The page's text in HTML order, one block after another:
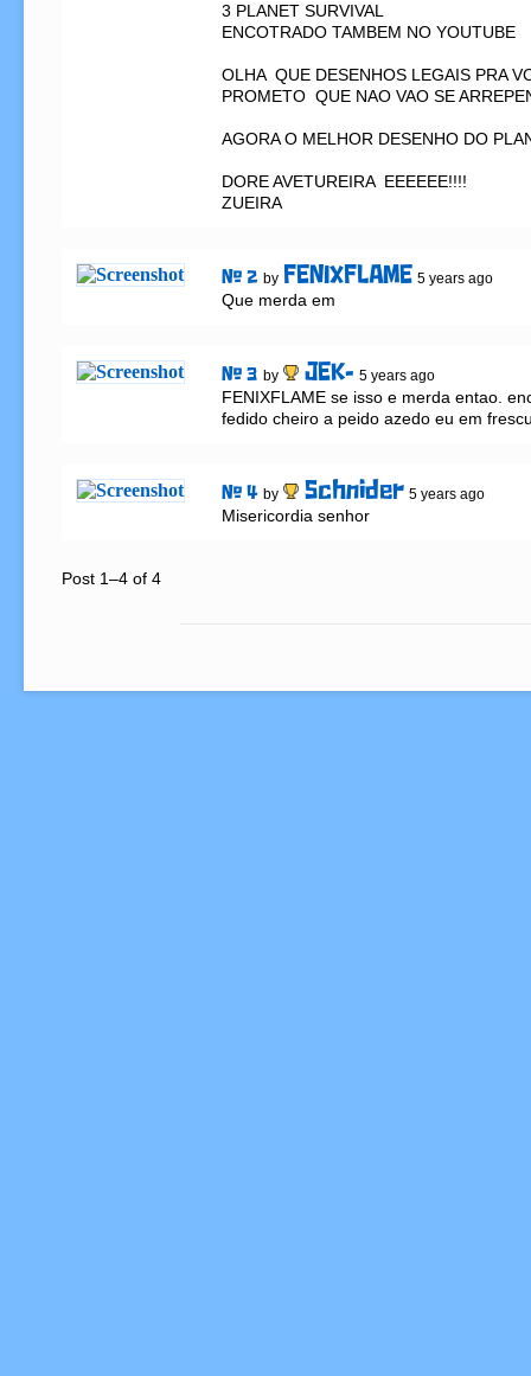
3 PLANET SURVIVAL
ENCOTRADO TAMBEM NO YOUTUBE
OLHA  QUE DESENHOS LEGAIS PRA
PROMETO  QUE NAO VAO SE
AGORA O MELHOR DESENHO DO
DORE AVETUREIRA  EEEEEE!!!!
ZUEIRA
# 2 by FENIXFLAME 5 years ago
Que merda em
# 3 by JEK- 5 years ago
FENIXFLAME se isso e merda entao.
fedido cheiro a peido azedo eu em
# 4 by Schnider 5 years ago
Misericordia senhor
Post 1–4 of 4